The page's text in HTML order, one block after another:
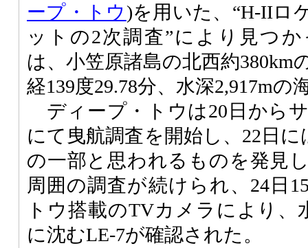
ープ・トウ )を用いた、“H-IIロ
ットの2次調査”により見つ
は、小笠原諸島の北西約380km
経139度29.78分、水深2,917mの
ディープ・トウは20日から
にて曳航調査を開始し、22日
の一部と思われるものを発見
周囲の調査が続けられ、24日
トウ搭載のTVカメラにより、
に沈むLE-7が確認された。